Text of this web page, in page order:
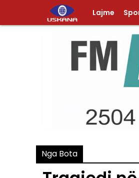
Lajme
Nga Bota